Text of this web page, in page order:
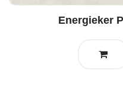
Energieker